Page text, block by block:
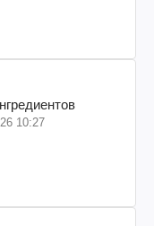
10:27